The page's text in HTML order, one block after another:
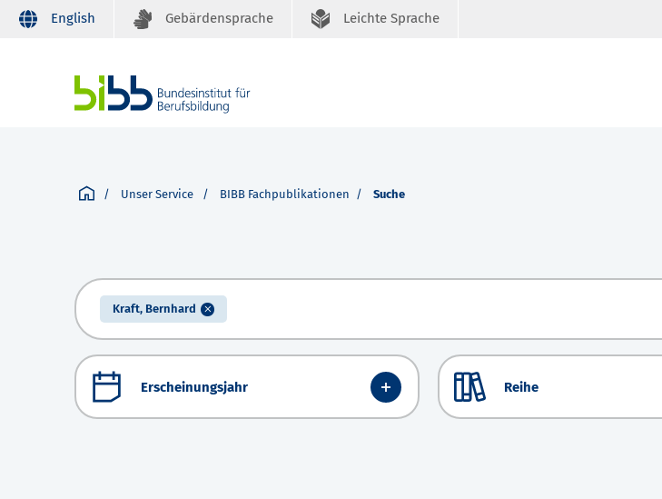
English Gebärdensprache Leichte Sprache
Unser Service BIBB Fachpublikationen Suche
Kraft, Bernhard
Erscheinungsjahr Reihe